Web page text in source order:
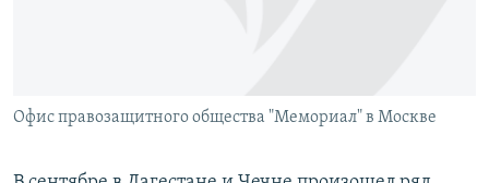
Офис правозащитного общества "Мемориал" в Москве